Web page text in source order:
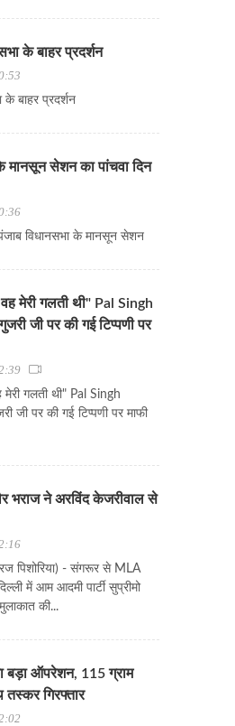
के बाहर प्रदर्शन
के बाहर प्रदर्शन
मानसून सेशन का पांचवा दिन
विधानसभा के मानसून सेशन
मेरी गलती थी" Pal Singh
जी पर की गई टिप्पणी पर
गलती थी" Pal Singh
जी पर की गई टिप्पणी पर माफी
भराज ने अरविंद केजरीवाल से
पिशोरिया) - संगरूर से MLA
में आम आदमी पार्टी सुप्रीमो
की...
बड़ा ऑपरेशन, 115 ग्राम
गिरफ्तार